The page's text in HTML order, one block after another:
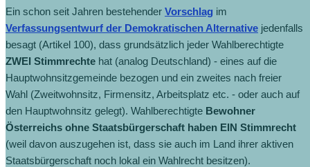
Ein schon seit Jahren bestehender Vorschlag im
Verfassungsentwurf der Demokratischen Alternative jedenfalls
besagt (Artikel 100), dass grundsätzlich jeder Wahlberechtigte
ZWEI Stimmrechte hat (analog Deutschland) - eines auf die
Hauptwohnsitzgemeinde bezogen und ein zweites nach freier
Wahl (Zweitwohnsitz, Firmensitz, Arbeitsplatz etc. - oder auch auf
den Hauptwohnsitz gelegt). Wahlberechtigte Bewohner
Österreichs ohne Staatsbürgerschaft haben EIN Stimmrecht
(weil davon auszugehen ist, dass sie auch im Land ihrer aktiven
Staatsbürgerschaft noch lokal ein Wahlrecht besitzen).